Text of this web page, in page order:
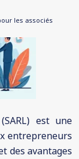
les associés
est une
entrepreneurs
des avantages